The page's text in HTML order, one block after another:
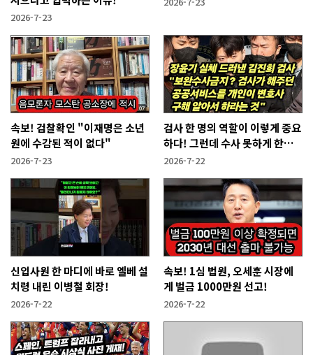
2026-7-23
속보! 검찰확인 "이재명은 소년
원에 수감된 적이 없다"
2026-7-23
검사 한 명의 역할이 이렇게 중요
하다! 그런데 수사 못하게 한다
고?
2026-7-22
신입사원 한 마디에 바로 엘베 설
치령 내린 이병철 회장!
2026-7-22
속보! 1심 법원, 오세훈 시장에
게 벌금 1000만원 선고!
2026-7-22